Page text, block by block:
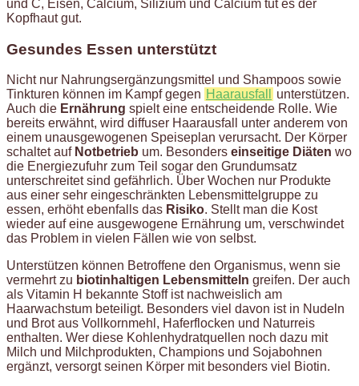
und C, Eisen, Calcium, Silizium und Calcium tut es der
Kopfhaut gut.
Gesundes Essen unterstützt
Nicht nur Nahrungsergänzungsmittel und Shampoos sowie
Tinkturen können im Kampf gegen Haarausfall
unterstützen.
Auch die Ernährung spielt eine entscheidende Rolle. Wie
bereits erwähnt, wird diffuser Haarausfall unter anderem von
einem unausgewogenen Speiseplan verursacht. Der Körper
schaltet auf Notbetrieb um. Besonders einseitige Diäten wo
die Energiezufuhr zum Teil sogar den Grundumsatz
unterschreitet sind gefährlich. Über Wochen nur Produkte
aus einer sehr eingeschränkten Lebensmittelgruppe zu
essen, erhöht ebenfalls das Risiko. Stellt man die Kost
wieder auf eine ausgewogene Ernährung um, verschwindet
das Problem in vielen Fällen wie von selbst.
Unterstützen können Betroffene den Organismus, wenn sie
vermehrt zu biotinhaltigen Lebensmitteln greifen. Der auch
als Vitamin H bekannte Stoff ist nachweislich am
Haarwachstum beteiligt. Besonders viel davon ist in Nudeln
und Brot aus Vollkornmehl, Haferflocken und Naturreis
enthalten. Wer diese Kohlenhydratquellen noch dazu mit
Milch und Milchprodukten, Champions und Sojabohnen
ergänzt, versorgt seinen Körper mit besonders viel Biotin.